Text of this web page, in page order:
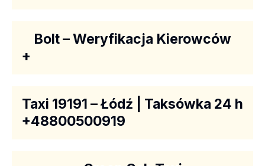
Bolt – Weryfikacja Kierowców
+
Taxi 19191 – Łódź | Taksówka 24 h
+48800500919